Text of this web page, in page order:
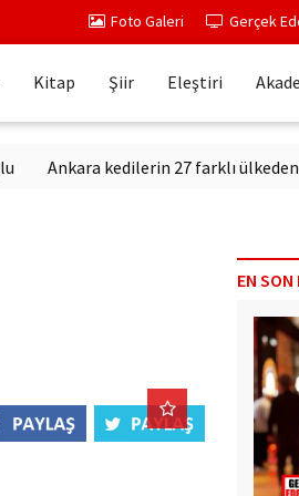
Foto Galeri Gerçek
Kitap Şiir Eleştiri
Ankara kedilerin 27 farklı ülkeden
EN SON